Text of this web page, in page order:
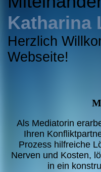
Katharina
Herzlich
Webseite!
Als Mediatorin
Ihren
Prozess hilfreiche
Nerven und Kosten,
in ein